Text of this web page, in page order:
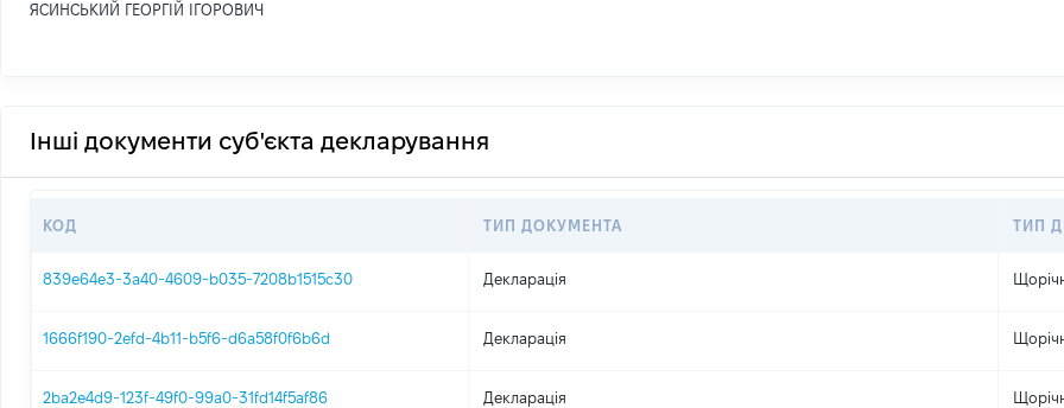
ЯСИНСЬКИЙ ГЕОРГІЙ ІГОРОВИЧ
Інші документи суб'єкта декларування
КОД ТИП ДОКУМЕНТА ТИП
839e64e3-3a40-4609-b035-7208b1515c30 Декларація
1666f190-2efd-4b11-b5f6-d6a58f0f6b6d Декларація
2ba2e4d9-123f-49f0-99a0-31fd14f5af86 Декларація